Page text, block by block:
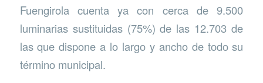
Fuengirola cuenta ya con cerca de 9.500
luminarias sustituidas (75%) de las 12.703 de
las que dispone a lo largo y ancho de todo su
término municipal.